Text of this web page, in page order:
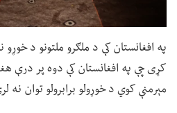
کړی چې په افغانستان کې دوه پر درې
مېرمنې کوي د خوړولو برابرولو توان نه